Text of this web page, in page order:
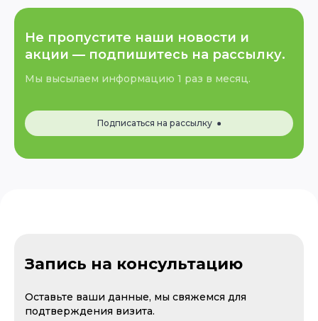
Не пропустите наши новости и
акции — подпишитесь на рассылку.
Мы высылаем информацию 1 раз в месяц.
Подписаться на рассылку
Запись на консультацию
Оставьте ваши данные, мы свяжемся для
подтверждения визита.